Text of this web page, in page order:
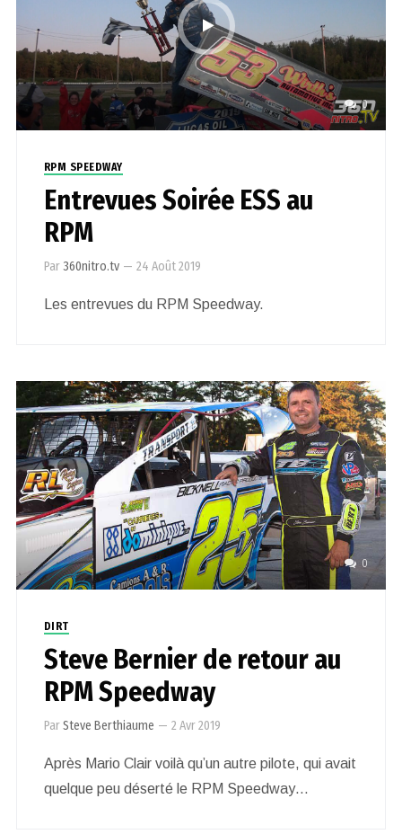
0
RPM SPEEDWAY
Entrevues Soirée ESS au
RPM
Par360nitro.tv — 24 Août 2019
Les entrevues du RPM Speedway.
0
DIRT
Steve Bernier de retour au
RPM Speedway
ParSteve Berthiaume — 2 Avr 2019
Après Mario Clair voilà qu’un autre pilote, qui avait
quelque peu déserté le RPM Speedway…